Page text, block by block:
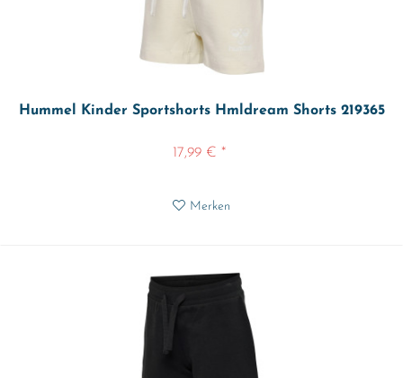
Hummel Kinder Sportshorts Hmldream Shorts 219365
17,99 € *
Merken